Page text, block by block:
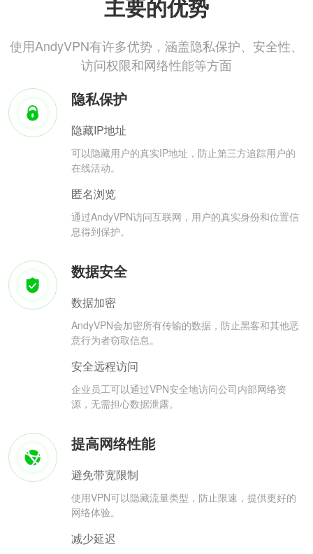
主要的优势
使用AndyVPN有许多优势，涵盖隐私保护、安全性、
访问权限和网络性能等方面
隐私保护
隐藏IP地址
可以隐藏用户的真实IP地址，防止第三方追踪用户的
在线活动。
匿名浏览
通过AndyVPN访问互联网，用户的真实身份和位置信
息得到保护。
数据安全
数据加密
AndyVPN会加密所有传输的数据，防止黑客和其他恶
意行为者窃取信息。
安全远程访问
企业员工可以通过VPN安全地访问公司内部网络资
源，无需担心数据泄露。
提高网络性能
避免带宽限制
使用VPN可以隐藏流量类型，防止限速，提供更好的
网络体验。
减少延迟